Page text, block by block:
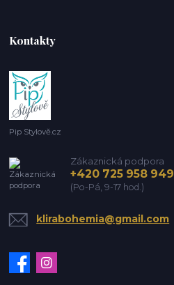
Kontakty
Pip Stylově.cz
Zákaznická podpora
+420 725 958 949
(Po-Pá, 9-17 hod.)
klirabohemia@gmail.com